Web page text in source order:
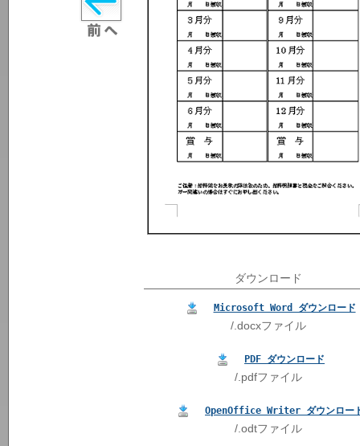
ダウンロード
Microsoft Word ダウンロード
/.docxファイル
PDF ダウンロード
/.pdfファイル
OpenOffice Writer ダウンロー
/.odtファイル